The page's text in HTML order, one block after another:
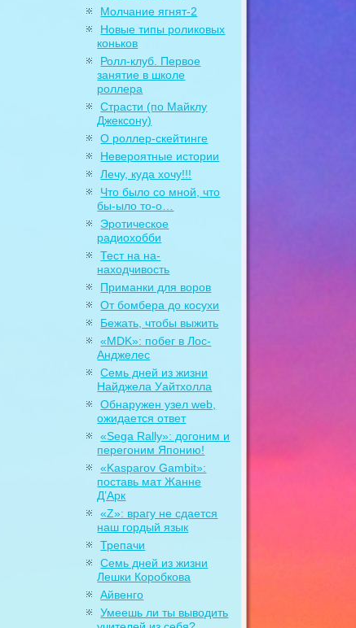
Молчание ягнят-2
Новые типы роликовых
коньков
Ролл-клуб. Первое
занятие в школе
роллера
Страсти (по Майклу
Джексону)
О роллер-скейтинге
Невероятные истории
Лечу, куда хочу!!!
Что было со мной, что
бы-ыло то-о…
Эротическое
радиохобби
Тест на на-
находчивость
Приманки для воров
От бомбера до косухи
Бежать, чтобы выжить
«MDK»: побег в Лос-
Анджелес
Семь дней из жизни
Найджела Уайтхолла
Обнаружен узел web,
ожидается ответ
«Sega Rally»: догоним и
перегоним Японию!
«Kasparov Gambit»:
поставь мат Жанне
Д’Арк
«Z»: врагу не сдается
наш гордый язык
Трепачи
Семь дней из жизни
Лешки Коробкова
Айвенго
Умеешь ли ты выводить